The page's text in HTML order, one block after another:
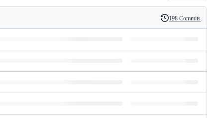
History
198 Commits